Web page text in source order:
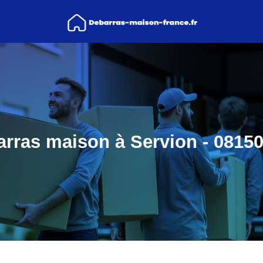
maison à Servion -